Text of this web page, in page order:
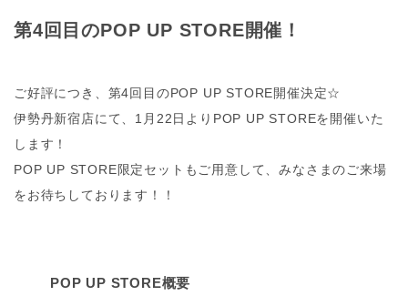
第4回目のPOP UP STORE開催！
ご好評につき、第4回目のPOP UP STORE開催決定☆
伊勢丹新宿店にて、1月22日よりPOP UP STOREを開催いた
します！
POP UP STORE限定セットもご用意して、みなさまのご来場
をお待ちしております！！
POP UP STORE概要